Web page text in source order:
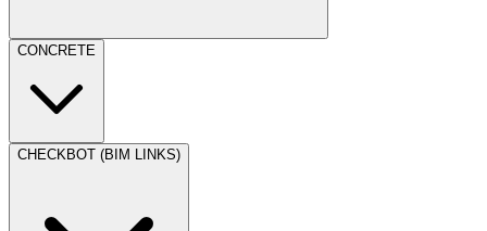
CONCRETE
CHECKBOT (BIM LINKS)